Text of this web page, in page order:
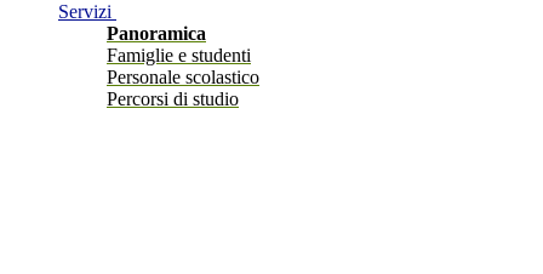
Servizi
Panoramica
Famiglie e studenti
Personale scolastico
Percorsi di studio